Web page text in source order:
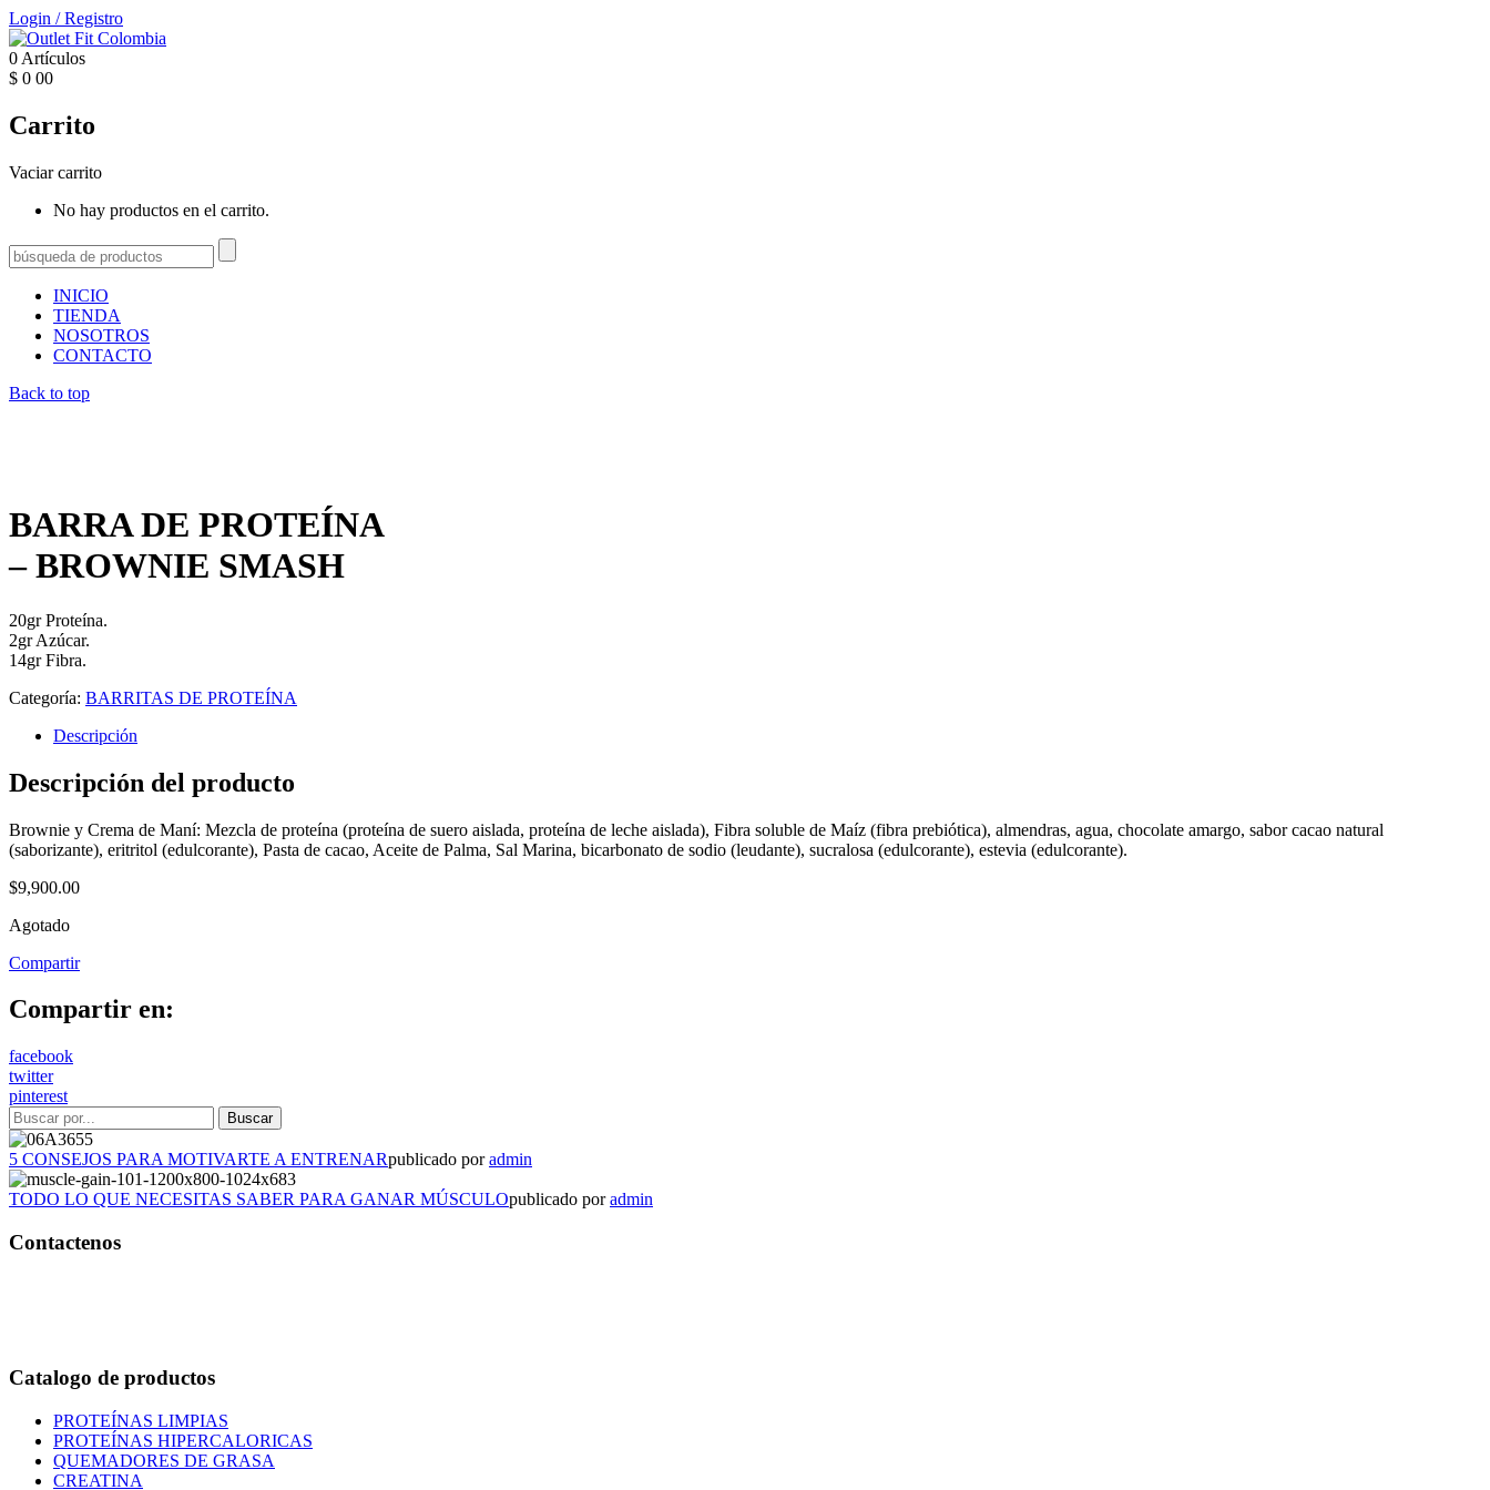
Login /Registro
0 Artículos
$ 0 00
Carrito
Vaciar carrito
No hay productos en el carrito.
INICIO
TIENDA
NOSOTROS
CONTACTO
Back to top
BARRA DE PROTEÍNA
– BROWNIE SMASH
20gr Proteína.
2gr Azúcar.
14gr Fibra.
Categoría: BARRITAS DE PROTEÍNA
Descripción
Descripción del producto
Brownie y Crema de Maní: Mezcla de proteína (proteína de suero aislada, proteína de leche aislada), Fibra soluble de Maíz (fibra prebiótica), almendras, agua, chocolate amargo, sabor cacao natural
(saborizante), eritritol (edulcorante), Pasta de cacao, Aceite de Palma, Sal Marina, bicarbonato de sodio (leudante), sucralosa (edulcorante), estevia (edulcorante).
$9,900.00
Agotado
Compartir
Compartir en:
facebook
twitter
pinterest
5 CONSEJOS PARA MOTIVARTE A ENTRENARpublicado poradmin
TODO LO QUE NECESITAS SABER PARA GANAR MÚSCULOpublicado poradmin
Contactenos
Catalogo de productos
PROTEÍNAS LIMPIAS
PROTEÍNAS HIPERCALORICAS
QUEMADORES DE GRASA
CREATINA